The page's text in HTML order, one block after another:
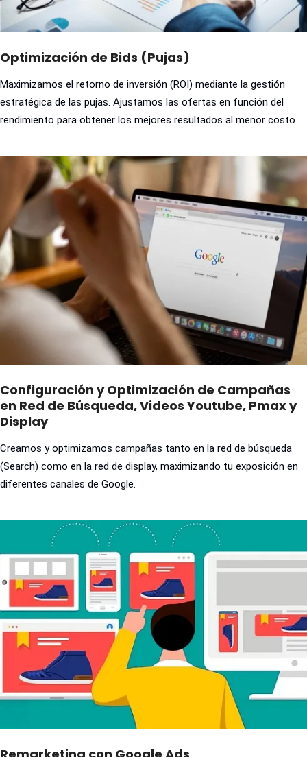
Optimización de Bids (Pujas)
Maximizamos el retorno de inversión (ROI) mediante la gestión
estratégica de las pujas. Ajustamos las ofertas en función del
rendimiento para obtener los mejores resultados al menor costo.
Configuración y Optimización de Campañas
en Red de Búsqueda, Videos Youtube, Pmax y
Display
Creamos y optimizamos campañas tanto en la red de búsqueda
(Search) como en la red de display, maximizando tu exposición en
diferentes canales de Google.